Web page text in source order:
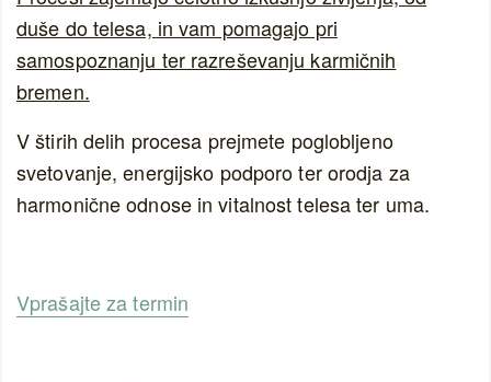
duše do telesa, in vam pomagajo pri
samospoznanju ter razreševanju karmičnih
bremen.
V štirih delih procesa prejmete poglobljeno
svetovanje, energijsko podporo ter orodja za
harmonične odnose in vitalnost telesa ter uma.
Vprašajte za termin